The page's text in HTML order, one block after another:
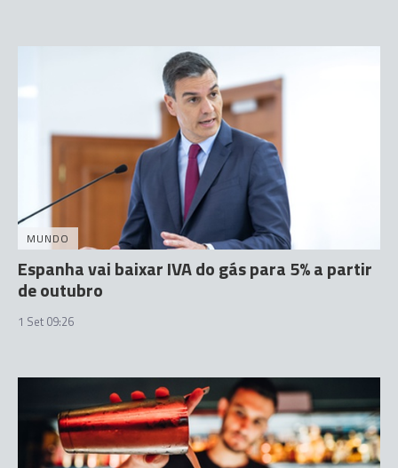
MUNDO
Espanha vai baixar IVA do gás para 5% a partir
de outubro
1 Set 09:26